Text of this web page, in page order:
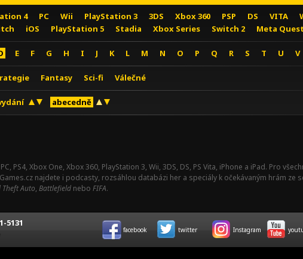
4 PC Wii PlayStation 3 3DS Xbox 360 PSP DS VITA
iOS PlayStation 5 Stadia Xbox Series Switch 2 Meta Quest
E F G H I J K L M N O P Q R S T U V
Fantasy Sci-fi Válečné
abecedně
PS4, Xbox One, Xbox 360, PlayStation 3, Wii, 3DS, DS, PS Vita, iPhone a iPad. Pro
najdete i podcasty, rozsáhlou databázi her a speciály k očekávaným hrám ze
Theft Auto, Battlefield nebo FIFA.
5131
facebook twitter Instagram